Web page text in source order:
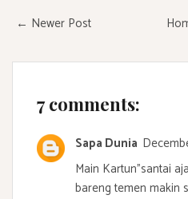
← Newer Post
7 comments:
Sapa Dunia
Main Kartun"santai
bareng temen makin